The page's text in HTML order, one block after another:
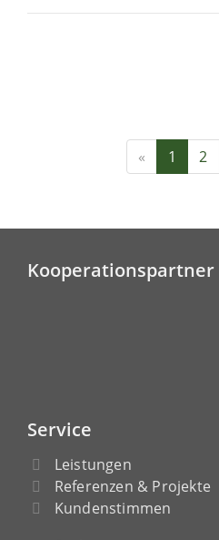
« 1 2
Kooperationspartner
Service
Leistungen
Referenzen & Projekte
Kundenstimmen